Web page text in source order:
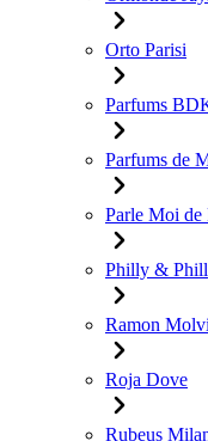
Orto Parisi
Parfums
Parfums de
Parle Moi de
Philly & Phill
Ramon
Roja Dove
Rubeus